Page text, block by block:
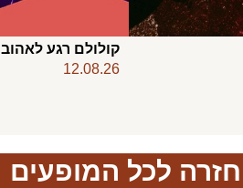
קולולם רגע לאהוב
12.08.26
חזרה לכל המופעים